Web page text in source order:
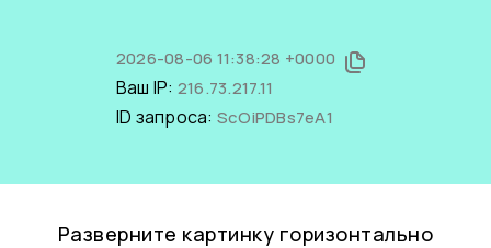
2026-08-06 11:38:28 +0000
Ваш IP: 216.73.217.11
ID запроса: ScOiPDBs7eA1
Разверните картинку горизонтально